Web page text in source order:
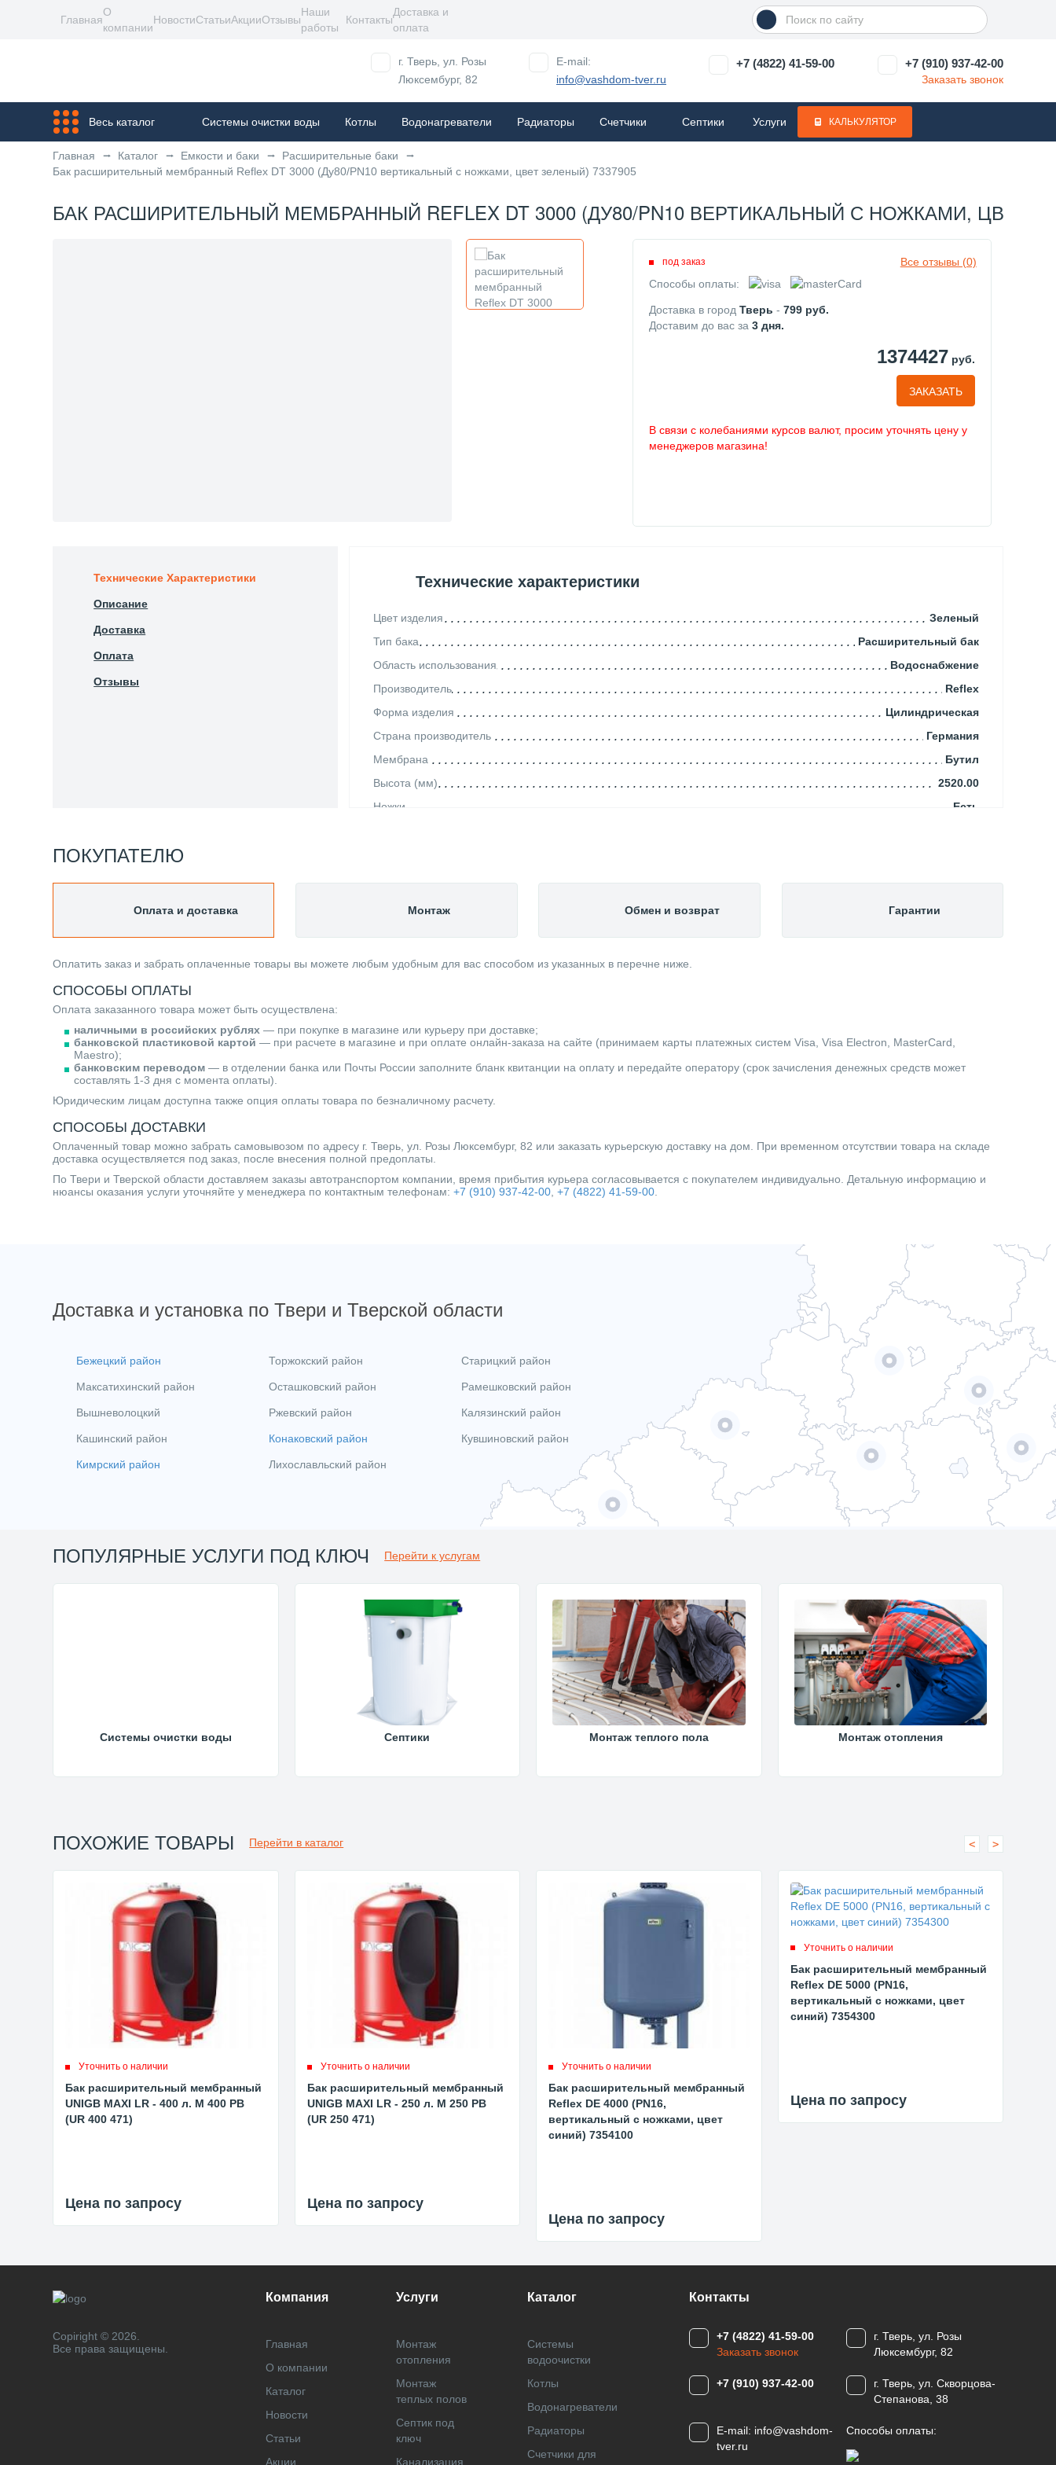
Главная
О
компании
НовостиСтатьиАкцииОтзывы
Наши
работы
Контакты
Доставка и
оплата
г. Тверь, ул. Розы
Люксембург, 82
E-mail:
info@vashdom-tver.ru
+7 (4822) 41-59-00 +7 (910) 937-42-00
Заказать звонок
Весь каталог Системы очистки воды Котлы Водонагреватели Радиаторы Cчетчики Септики Услуги КАЛЬКУЛЯТОР
Главная Каталог Емкости и баки
Расширительные баки
Бак расширительный мембранный Reflex DT 3000 (Ду80/PN10 вертикальный с ножками, цвет зеленый) 7337905
БАК РАСШИРИТЕЛЬНЫЙ МЕМБРАННЫЙ REFLEX DT 3000 (ДУ80/PN10 ВЕРТИКАЛЬНЫЙ С НОЖКАМИ, ЦВЕТ
Все отзывы (0)
под заказ
Способы оплаты:
Доставка в город Тверь - 799 руб.
Доставим до вас за 3 дня.
1374427 руб.
ЗАКАЗАТЬ
В связи с колебаниями курсов валют, просим уточнять цену у
менеджеров магазина!
Технические Характеристики Технические характеристики
Цвет изделия
Зеленый
Тип бака
Расширительный бак
Область использования
Водоснабжение
Производитель
Reflex
Форма изделия
Цилиндрическая
Страна производитель
Германия
Мембрана
Бутил
Высота (мм)
2520.00
Ножки
Есть
Максимальное рабочее давление (бар)
Описание
Доставка
Оплата
Отзывы
ПОКУПАТЕЛЮ
Оплата и доставка
Оплатить заказ и забрать оплаченные товары вы можете любым удобным для вас способом из указанных в перечне ниже.
СПОСОБЫ ОПЛАТЫ
Оплата заказанного товара может быть осуществлена:
наличными в российских рублях — при покупке в магазине или курьеру при доставке;
банковской пластиковой картой — при расчете в магазине и при оплате онлайн-заказа на сайте (принимаем карты платежных систем Visa, Visa Electron, MasterCard,
Maestro);
банковским переводом — в отделении банка или Почты России заполните бланк квитанции на оплату и передайте оператору (срок зачисления денежных средств может
составлять 1-3 дня с момента оплаты).
Юридическим лицам доступна также опция оплаты товара по безналичному расчету.
СПОСОБЫ ДОСТАВКИ
Оплаченный товар можно забрать самовывозом по адресу г. Тверь, ул. Розы Люксембург, 82 или заказать курьерскую доставку на дом. При временном отсутствии товара на складе
доставка осуществляется под заказ, после внесения полной предоплаты.
По Твери и Тверской области доставляем заказы автотранспортом компании, время прибытия курьера согласовывается с покупателем индивидуально. Детальную информацию и
нюансы оказания услуги уточняйте у менеджера по контактным телефонам:+7 (910) 937-42-00 ,+7 (4822) 41-59-00
Монтаж Обмен и возврат Гарантии
Доставка и установка по Твери и Тверской области
Бежецкий район
Максатихинский район
Вышневолоцкий
Кашинский район
Кимрский район
Торжокский район
Осташковский район
Ржевский район
Конаковский район
Лихославльский район
Старицкий район
Рамешковский район
Калязинский район
Кувшиновский район
ПОПУЛЯРНЫЕ УСЛУГИ ПОД КЛЮЧ Перейти к услугам
Системы очистки воды Септики Монтаж теплого пола Монтаж отопления
ПОХОЖИЕ ТОВАРЫ Перейти в каталог
Уточнить о наличии
Бак расширительный мембранный
UNIGB MAXI LR - 400 л. M 400 PB
(UR 400 471)
Цена по запросу
Уточнить о наличии
Бак расширительный мембранный
UNIGB MAXI LR - 250 л. M 250 PB
(UR 250 471)
Цена по запросу
Уточнить о наличии
Бак расширительный мембранный
Reflex DE 4000 (PN16,
вертикальный с ножками, цвет
синий) 7354100
Цена по запросу
Уточнить о наличии
Бак расширительный мембранный
Reflex DE 5000 (PN16,
вертикальный с ножками, цвет
синий) 7354300
Цена по запросу
< >
Copiright © 2026.
Все права защищены.
Компания
Главная
О компании
Каталог
Новости
Статьи
Акции
Услуги
Монтаж
отопления
Монтаж
теплых полов
Септик под
ключ
Канализация
Каталог
Системы
водоочистки
Котлы
Водонагреватели
Радиаторы
Cчетчики для
Контакты
+7 (4822) 41-59-00
Заказать звонок
г. Тверь, ул. Розы
Люксембург, 82
+7 (910) 937-42-00
г. Тверь, ул. Скворцова-
Степанова, 38
E-mail: info@vashdom-
tver.ru
Способы оплаты: